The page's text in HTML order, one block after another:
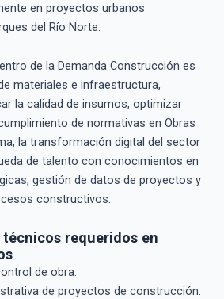
en proyectos urbanos
del Río Norte.
de la Demanda Construcción es
materiales e infraestructura,
la calidad de insumos, optimizar
de normativas en Obras
la transformación digital del sector
de talento con conocimientos en
gestión de datos de proyectos y
constructivos.
requeridos en
de obra.
de proyectos de construcción.